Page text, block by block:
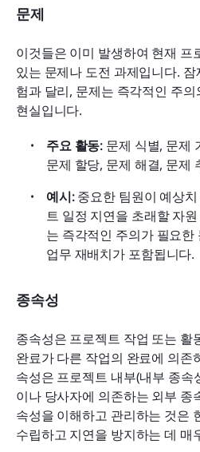
문제
이것들은 이미 발생하여 현재 프
있는 문제나 도전 과제입니다.
험과 달리, 문제는 즉각적인 주
현실입니다.
주요 활동: 문제 식별, 문제
문제 할당, 문제 해결, 문제
예시: 중요한 팀원이 예상
트 일정 지연을 초래할 자
는 즉각적인 주의가 필요
업무 재배치가 포함됩니다.
종속성
종속성은 프로젝트 작업 또는 활
완료가 다른 작업의 완료에 의존
속성은 프로젝트 내부(내부 종속
이나 당사자에 의존하는 외부 종
속성을 이해하고 관리하는 것은
수립하고 지연을 방지하는 데 매